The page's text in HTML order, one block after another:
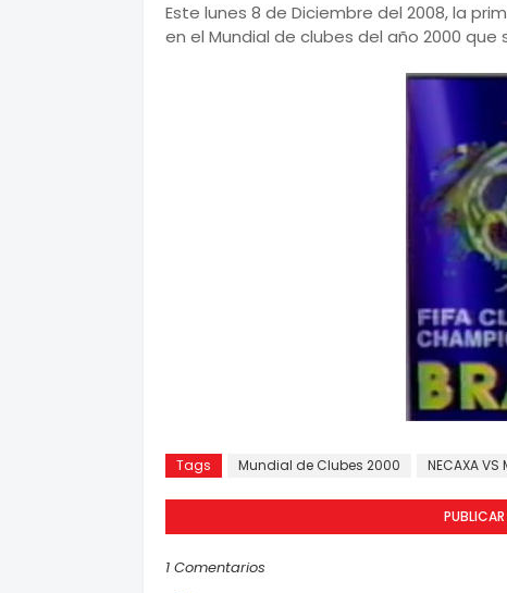
Este lunes 8 de Diciembre del 2008, la
en el Mundial de clubes del año 2000
Tags Mundial de Clubes 2000 NECAXA VS
1 Comentarios